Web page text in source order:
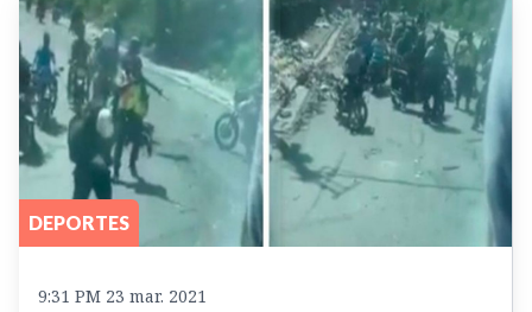
DEPORTES
9:31 PM 23 mar. 2021